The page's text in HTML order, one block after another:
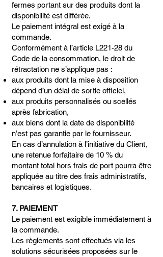
fermes portant sur des produits dont la
disponibilité est différée.
Le paiement intégral est exigé à la
commande.
Conformément à l’article L221-28 du
Code de la consommation, le droit de
rétractation ne s’applique pas :
aux produits dont la mise à disposition
dépend d’un délai de sortie officiel,
aux produits personnalisés ou scellés
après fabrication,
aux biens dont la date de disponibilité
n’est pas garantie par le fournisseur.
En cas d’annulation à l’initiative du Client,
une retenue forfaitaire de 10 % du
montant total hors frais de port pourra être
appliquée au titre des frais administratifs,
bancaires et logistiques.
7. PAIEMENT
Le paiement est exigible immédiatement à
la commande.
Les règlements sont effectués via les
solutions sécurisées proposées sur le